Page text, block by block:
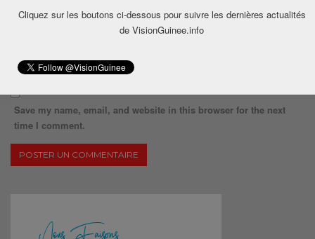
Save my name, email, and website in this browser for the next
time I comment.
Cliquez sur les boutons ci-dessous pour suivre les dernières actualités
de VisionGuinee.info